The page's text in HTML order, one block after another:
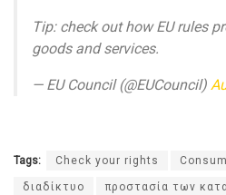
Tip: check out how EU rules
goods and services.
— EU Council (@EUCouncil)
Tags: Check your rights
διαδίκτυο προστασία των